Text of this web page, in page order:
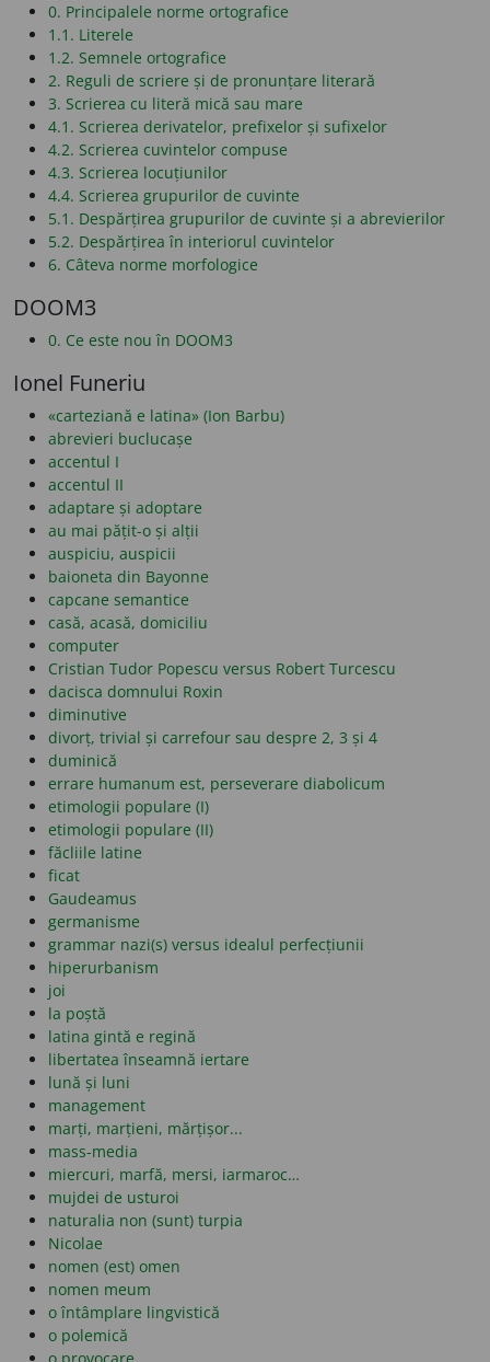
0. Principalele norme ortografice
1.1. Literele
1.2. Semnele ortografice
2. Reguli de scriere și de pronunțare literară
3. Scrierea cu literă mică sau mare
4.1. Scrierea derivatelor, prefixelor și sufixelor
4.2. Scrierea cuvintelor compuse
4.3. Scrierea locuțiunilor
4.4. Scrierea grupurilor de cuvinte
5.1. Despărțirea grupurilor de cuvinte și a abrevierilor
5.2. Despărțirea în interiorul cuvintelor
6. Câteva norme morfologice
DOOM3
0. Ce este nou în DOOM3
Ionel Funeriu
«carteziană e latina» (Ion Barbu)
abrevieri buclucașe
accentul I
accentul II
adaptare și adoptare
au mai pățit-o și alții
auspiciu, auspicii
baioneta din Bayonne
capcane semantice
casă, acasă, domiciliu
computer
Cristian Tudor Popescu versus Robert Turcescu
dacisca domnului Roxin
diminutive
divorț, trivial și carrefour sau despre 2, 3 și 4
duminică
errare humanum est, perseverare diabolicum
etimologii populare (I)
etimologii populare (II)
făcliile latine
ficat
Gaudeamus
germanisme
grammar nazi(s) versus idealul perfecțiunii
hiperurbanism
joi
la poștă
latina gintă e regină
libertatea înseamnă iertare
lună și luni
management
marți, marțieni, mărțișor...
mass-media
miercuri, marfă, mersi, iarmaroc…
mujdei de usturoi
naturalia non (sunt) turpia
Nicolae
nomen (est) omen
nomen meum
o întâmplare lingvistică
o polemică